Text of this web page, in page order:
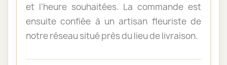
et l’heure souhaitées. La commande est
ensuite confiée à un artisan fleuriste de
notre réseau situé près du lieu de livraison.